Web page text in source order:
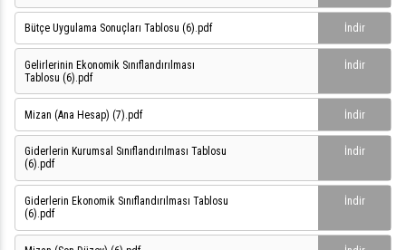
Bütçe Uygulama Sonuçları Tablosu (6).pdf İndir
Gelirlerinin Ekonomik Sınıflandırılması
Tablosu (6).pdf
İndir
Mizan (Ana Hesap) (7).pdf İndir
Giderlerin Kurumsal Sınıflandırılması Tablosu
(6).pdf
İndir
Giderlerin Ekonomik Sınıflandırılması Tablosu
(6).pdf
İndir